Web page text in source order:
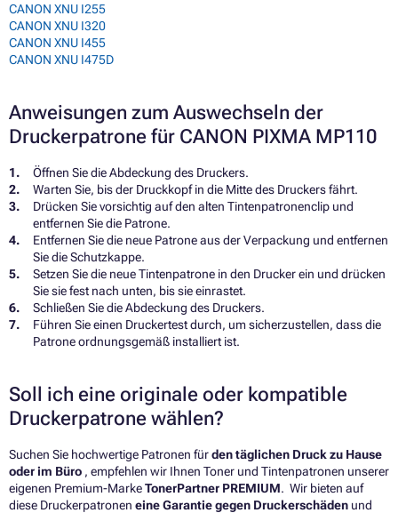
CANON XNU I255
CANON XNU I320
CANON XNU I455
CANON XNU I475D
Anweisungen zum Auswechseln der
Druckerpatrone für CANON PIXMA MP110
Öffnen Sie die Abdeckung des Druckers.
Warten Sie, bis der Druckkopf in die Mitte des Druckers fährt.
Drücken Sie vorsichtig auf den alten Tintenpatronenclip und
entfernen Sie die Patrone.
Entfernen Sie die neue Patrone aus der Verpackung und entfernen
Sie die Schutzkappe.
Setzen Sie die neue Tintenpatrone in den Drucker ein und drücken
Sie sie fest nach unten, bis sie einrastet.
Schließen Sie die Abdeckung des Druckers.
Führen Sie einen Druckertest durch, um sicherzustellen, dass die
Patrone ordnungsgemäß installiert ist.
Soll ich eine originale oder kompatible
Druckerpatrone wählen?
Suchen Sie hochwertige Patronen fürden täglichen Druck zu Hause
oder im Büro , empfehlen wir Ihnen Toner und Tintenpatronen unserer
eigenen Premium-MarkeTonerPartner PREMIUM. Wir bieten auf
diese Druckerpatronen eine Garantie gegen Druckerschäden und